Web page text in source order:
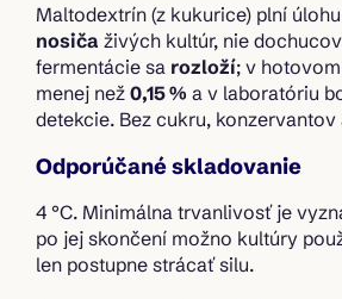
Maltodextrín (z kukurice) plní
nosiča živých kultúr, nie
fermentácie sa rozloží; v
menej než 0,15 % a v laboratóriu
detekcie. Bez cukru,
Odporúčané skladovanie
4 °C. Minimálna trvanlivosť je
po jej skončení možno kultúry
len postupne strácať silu.